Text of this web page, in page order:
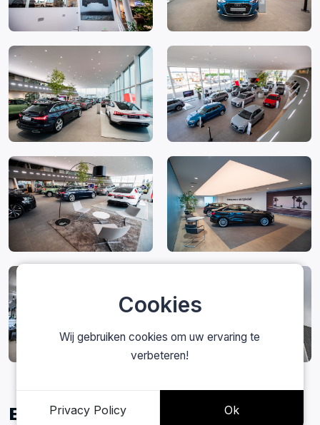
Bekijk meer projecten
Cookies
Wij gebruiken cookies om uw ervaring te
verbeteren!
Privacy Policy Ok